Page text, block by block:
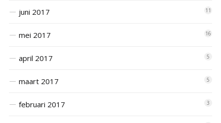
juni 2017 11
mei 2017 16
april 2017 5
maart 2017 5
februari 2017 3